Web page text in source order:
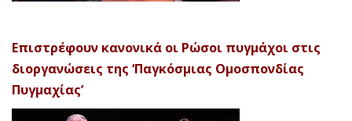
Επιστρέφουν κανονικά οι Ρώσοι πυγμάχοι στις
διοργανώσεις της ‘Παγκόσμιας Ομοσπονδίας
Πυγμαχίας’